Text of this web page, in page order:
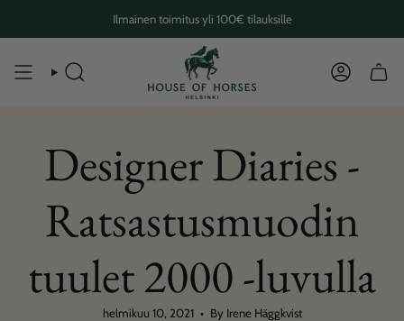
content
Ilmainen toimitus yli 100€ tilauksille
SEARCH
Designer Diaries -
Ratsastusmuodin
tuulet 2000 -luvulla
helmikuu 10, 2021 By Irene Häggkvist